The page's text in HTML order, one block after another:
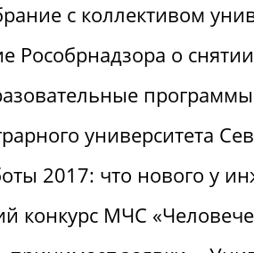
с коллективом
Рособрнадзора о
университета
2017: что нового у
конкурс МЧС